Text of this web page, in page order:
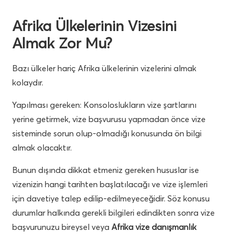
Afrika Ülkelerinin Vizesini
Almak Zor Mu?
Bazı ülkeler hariç Afrika ülkelerinin vizelerini almak
kolaydır.
Yapılması gereken: Konsoloslukların vize şartlarını
yerine getirmek, vize başvurusu yapmadan önce vize
sisteminde sorun olup-olmadığı konusunda ön bilgi
almak olacaktır.
Bunun dışında dikkat etmeniz gereken hususlar ise
vizenizin hangi tarihten başlatılacağı ve vize işlemleri
için davetiye talep edilip-edilmeyeceğidir. Söz konusu
durumlar halkında gerekli bilgileri edindikten sonra vize
başvurunuzu bireysel veya Afrika vize danışmanlık